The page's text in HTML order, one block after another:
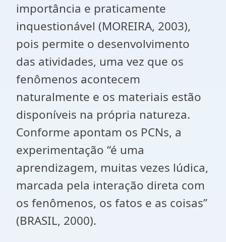
importância e praticamente
inquestionável (MOREIRA, 2003),
pois permite o desenvolvimento
das atividades, uma vez que os
fenômenos acontecem
naturalmente e os materiais estão
disponíveis na própria natureza.
Conforme apontam os PCNs, a
experimentação “é uma
aprendizagem, muitas vezes lúdica,
marcada pela interação direta com
os fenômenos, os fatos e as coisas”
(BRASIL, 2000).